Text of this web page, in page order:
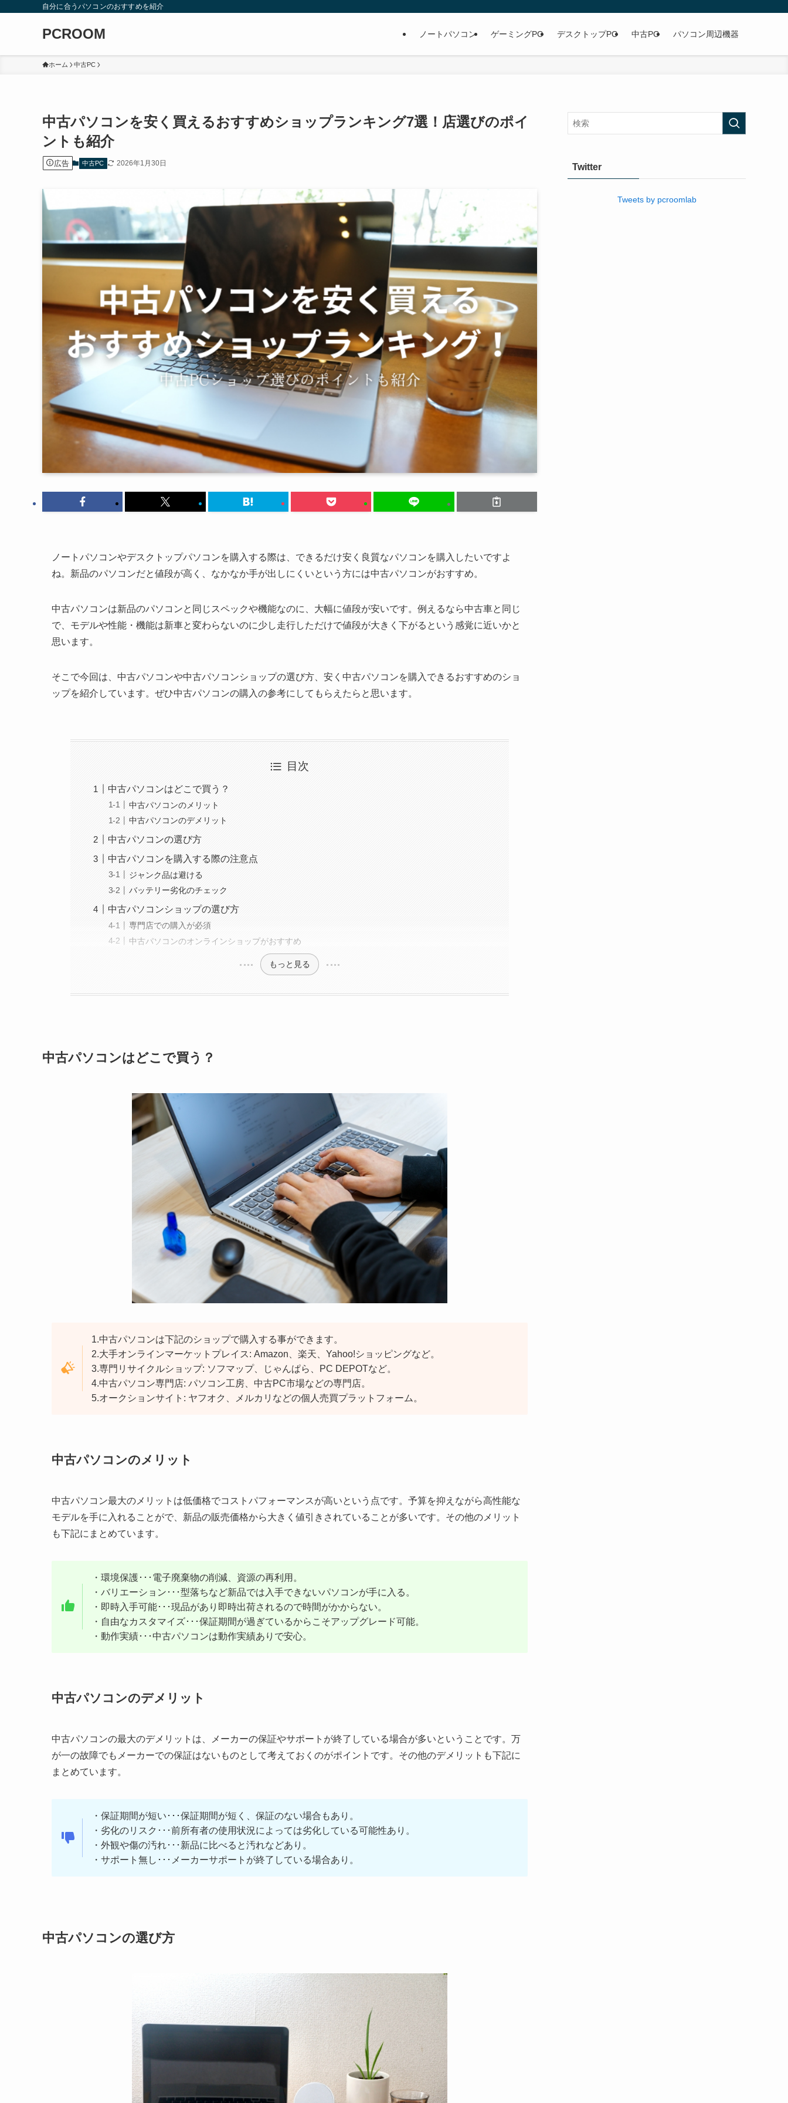
自分に合うパソコンのおすすめを紹介
PCROOM ノートパソコン ゲーミングPC デスクトップPC 中古PC パソコン周辺機器
ホーム 中古PC
中古パソコンを安く買えるおすすめショップランキング7選！店選びのポイ
ントも紹介
広告 中古PC 2026年1月30日
ノートパソコンやデスクトップパソコンを購入する際は、できるだけ安く良質なパソコンを購入したいですよ
ね。新品のパソコンだと値段が高く、なかなか手が出しにくいという方には中古パソコンがおすすめ。
中古パソコンは新品のパソコンと同じスペックや機能なのに、大幅に値段が安いです。例えるなら中古車と同じ
で、モデルや性能・機能は新車と変わらないのに少し走行しただけで値段が大きく下がるという感覚に近いかと
思います。
そこで今回は、中古パソコンや中古パソコンショップの選び方、安く中古パソコンを購入できるおすすめのショ
ップを紹介しています。ぜひ中古パソコンの購入の参考にしてもらえたらと思います。
目次
中古パソコンはどこで買う？
中古パソコンのメリット
中古パソコンのデメリット
中古パソコンの選び方
中古パソコンを購入する際の注意点
ジャンク品は避ける
バッテリー劣化のチェック
中古パソコンショップの選び方
専門店での購入が必須
中古パソコンのオンラインショップがおすすめ
もっと見る
中古パソコンはどこで買う？
1.中古パソコンは下記のショップで購入する事ができます。
2.大手オンラインマーケットプレイス: Amazon、楽天、Yahoo!ショッピングなど。
3.専門リサイクルショップ: ソフマップ、じゃんぱら、PC DEPOTなど。
4.中古パソコン専門店: パソコン工房、中古PC市場などの専門店。
5.オークションサイト: ヤフオク、メルカリなどの個人売買プラットフォーム。
中古パソコンのメリット
中古パソコン最大のメリットは低価格でコストパフォーマンスが高いという点です。予算を抑えながら高性能な
モデルを手に入れることがで、新品の販売価格から大きく値引きされていることが多いです。その他のメリット
も下記にまとめています。
・環境保護･･･電子廃棄物の削減、資源の再利用。
・バリエーション･･･型落ちなど新品では入手できないパソコンが手に入る。
・即時入手可能･･･現品があり即時出荷されるので時間がかからない。
・自由なカスタマイズ･･･保証期間が過ぎているからこそアップグレード可能。
・動作実績･･･中古パソコンは動作実績ありで安心。
中古パソコンのデメリット
中古パソコンの最大のデメリットは、メーカーの保証やサポートが終了している場合が多いということです。万
が一の故障でもメーカーでの保証はないものとして考えておくのがポイントです。その他のデメリットも下記に
まとめています。
・保証期間が短い･･･保証期間が短く、保証のない場合もあり。
・劣化のリスク･･･前所有者の使用状況によっては劣化している可能性あり。
・外観や傷の汚れ･･･新品に比べると汚れなどあり。
・サポート無し･･･メーカーサポートが終了している場合あり。
中古パソコンの選び方
Twitter
Tweets by pcroomlab